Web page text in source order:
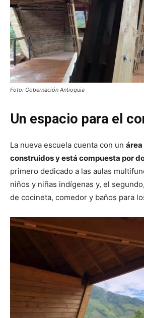
Foto: Gobernación Antioquia
Un espacio para el
La nueva escuela cuenta con un área
construidos y está compuesta por
primero dedicado a las aulas
niños y niñas indígenas y, el
de cocineta, comedor y baños para